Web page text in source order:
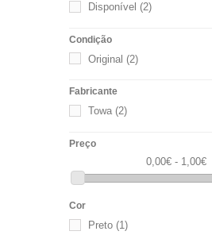
Disponível (2)
Condição
Original (2)
Fabricante
Towa (2)
Preço
0,00€ - 1,00€
Cor
Preto (1)